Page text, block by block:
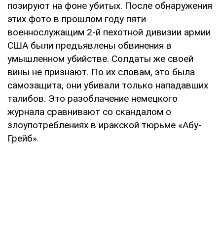
позируют на фоне убитых. После обнаружения
этих фото в прошлом году пяти
военнослужащим 2-й пехотной дивизии армии
США были предъявлены обвинения в
умышленном убийстве. Солдаты же своей
вины не признают. По их словам, это была
самозащита, они убивали только нападавших
талибов. Это разоблачение немецкого
журнала сравнивают со скандалом о
злоупотреблениях в иракской тюрьме «Абу-
Грейб».